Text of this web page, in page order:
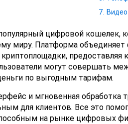
цифровой
миру. Платформа
криптоплощадки,
могут совершать
по выгодным тарифам.
и мгновенная обработка
для клиентов. Все это
на рынке цифровых